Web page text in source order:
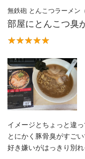
無鉄砲 とんこつラーメン
部屋にとんこつ
イメージとちょっと違
とにかく豚骨臭がすご
好き嫌いがはっきり別れ